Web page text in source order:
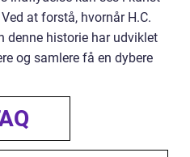
at forstå, hvornår H.C.
denne historie har udviklet
og samlere få en dybere